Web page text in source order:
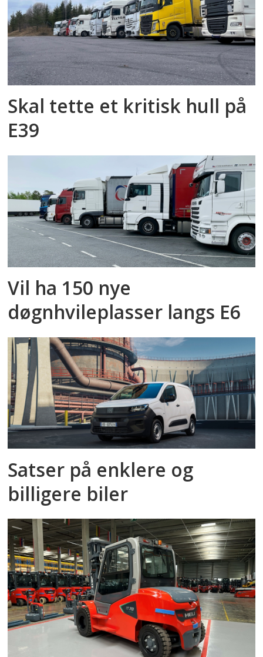
Skal tette et kritisk hull på
E39
Vil ha 150 nye
døgnhvileplasser langs E6
Satser på enklere og
billigere biler